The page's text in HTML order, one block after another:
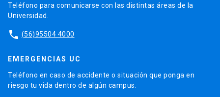
Teléfono para comunicarse con las distintas áreas de la
Universidad.
phone (56)95504 4000
EMERGENCIAS UC
Teléfono en caso de accidente o situación que ponga en
riesgo tu vida dentro de algún campus.